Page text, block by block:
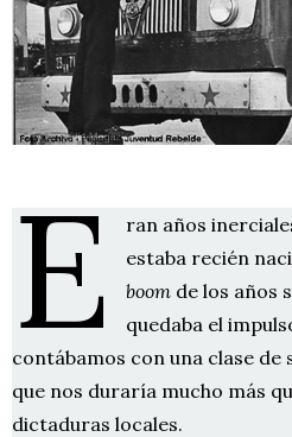
E
ran años
estaba recién
boom de los años
quedaba el
contábamos con una clase de
que nos duraría mucho más
dictaduras locales.